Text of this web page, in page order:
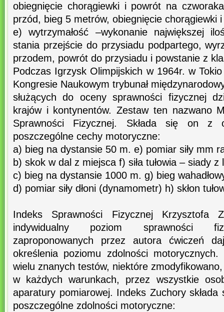
obiegnięcie chorągiewki i powrót na
przód, bieg 5 metrów, obiegnięcie chorągiewki
e) wytrzymałość –wykonanie największej
stania przejście do przysiadu podpartego,
przodem, powrót do przysiadu i powstanie z
Podczas Igrzysk Olimpijskich w 1964r. w
Kongresie Naukowym trybunał
służących do oceny sprawności fizycznej
krajów i kontynentów. Zestaw ten nazwano
Sprawności Fizycznej. Składa się on z
poszczególne cechy motoryczne:
a) bieg na dystansie 50 m. e) pomiar siły mm
b) skok w dal z miejsca f) siła tułowia – siady z
c) bieg na dystansie 1000 m. g) bieg
d) pomiar siły dłoni (dynamometr) h) skłon
Indeks Sprawności Fizycznej Krzysztofa
indywidualny poziom sprawności
zaproponowanych przez autora ćwiczeń
określenia poziomu zdolności
wielu znanych testów, niektóre
w każdych warunkach, przez wszystkie
aparatury pomiarowej. Indeks Zuchory
poszczególne zdolności motoryczne: